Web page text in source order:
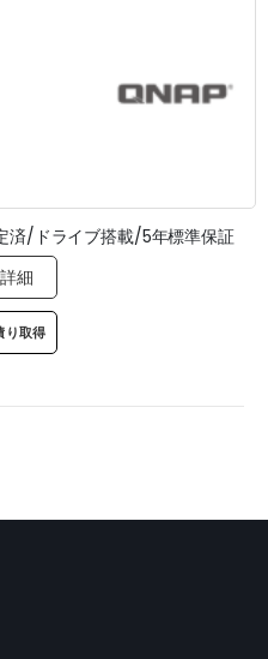
/ドライブ搭載/5年標準保証
細
り取得